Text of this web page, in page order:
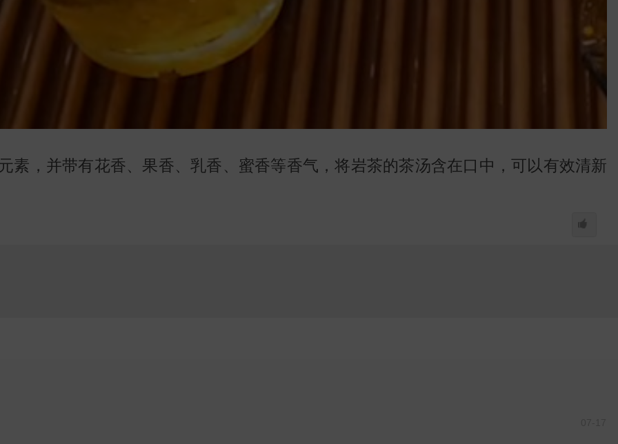
素，并带有花香、果香、乳香、蜜香等香气，将岩茶的茶汤含在口中，可以有效清新